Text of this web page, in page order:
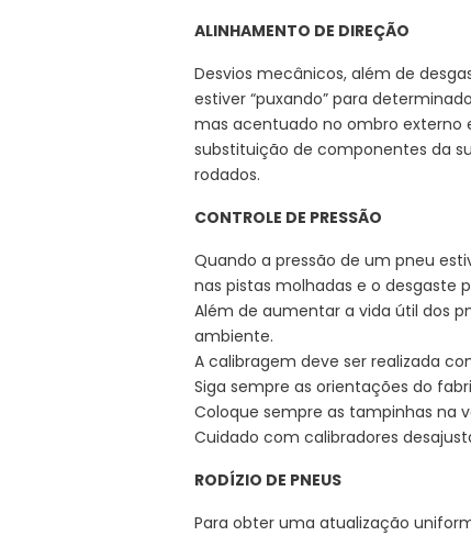
ALINHAMENTO DE DIREÇÃO
Desvios mecânicos, além de
estiver “puxando” para
mas acentuado no ombro externo
substituição de componentes da
rodados.
CONTROLE DE PRESSÃO
Quando a pressão de um pneu
nas pistas molhadas e o desgaste
Além de aumentar a vida útil dos
ambiente.
A calibragem deve ser realizada
Siga sempre as orientações do
Coloque sempre as tampinhas na
Cuidado com calibradores
RODÍZIO DE PNEUS
Para obter uma atualização